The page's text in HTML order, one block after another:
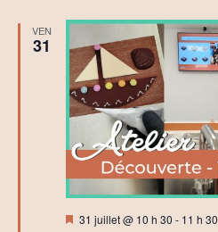
VEN
31
Mis
31 juillet @ 10 h 30 - 11 h 30